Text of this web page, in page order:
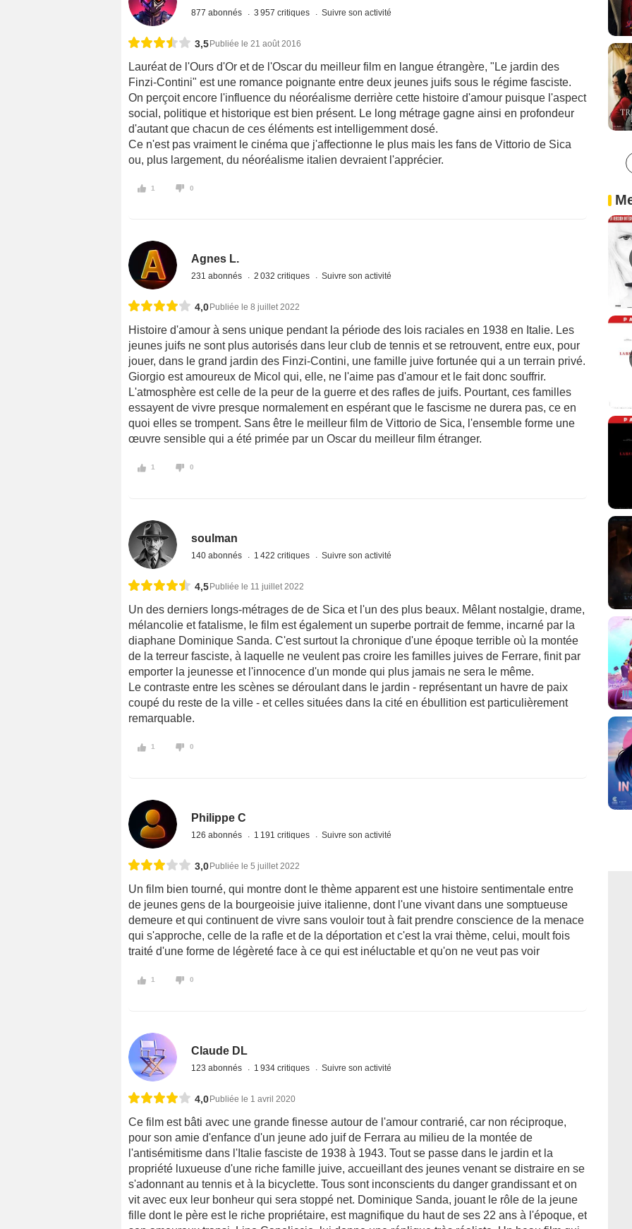
877 abonnés 3 957 critiques Suivre son activité
3,5Publiée le 21 août 2016
Lauréat de l'Ours d'Or et de l'Oscar du meilleur film en langue étrangère, "Le jardin des
Finzi-Contini" est une romance poignante entre deux jeunes juifs sous le régime fasciste.
On perçoit encore l'influence du néoréalisme derrière cette histoire d'amour puisque l'aspect
social, politique et historique est bien présent. Le long métrage gagne ainsi en profondeur
d'autant que chacun de ces éléments est intelligemment dosé.
Ce n'est pas vraiment le cinéma que j'affectionne le plus mais les fans de Vittorio de Sica
ou, plus largement, du néoréalisme italien devraient l'apprécier.
1 0
Agnes L.
231 abonnés 2 032 critiques Suivre son activité
4,0 Publiée le 8 juillet 2022
Histoire d'amour à sens unique pendant la période des lois raciales en 1938 en Italie. Les
jeunes juifs ne sont plus autorisés dans leur club de tennis et se retrouvent, entre eux, pour
jouer, dans le grand jardin des Finzi-Contini, une famille juive fortunée qui a un terrain privé.
Giorgio est amoureux de Micol qui, elle, ne l'aime pas d'amour et le fait donc souffrir.
L'atmosphère est celle de la peur de la guerre et des rafles de juifs. Pourtant, ces familles
essayent de vivre presque normalement en espérant que le fascisme ne durera pas, ce en
quoi elles se trompent. Sans être le meilleur film de Vittorio de Sica, l'ensemble forme une
œuvre sensible qui a été primée par un Oscar du meilleur film étranger.
1 0
soulman
140 abonnés 1 422 critiques Suivre son activité
4,5 Publiée le 11 juillet 2022
Un des derniers longs-métrages de de Sica et l'un des plus beaux. Mêlant nostalgie, drame,
mélancolie et fatalisme, le film est également un superbe portrait de femme, incarné par la
diaphane Dominique Sanda. C'est surtout la chronique d'une époque terrible où la montée
de la terreur fasciste, à laquelle ne veulent pas croire les familles juives de Ferrare, finit par
emporter la jeunesse et l'innocence d'un monde qui plus jamais ne sera le même.
Le contraste entre les scènes se déroulant dans le jardin - représentant un havre de paix
coupé du reste de la ville - et celles situées dans la cité en ébullition est particulièrement
remarquable.
1 0
Philippe C
126 abonnés 1 191 critiques Suivre son activité
3,0 Publiée le 5 juillet 2022
Un film bien tourné, qui montre dont le thème apparent est une histoire sentimentale entre
de jeunes gens de la bourgeoisie juive italienne, dont l'une vivant dans une somptueuse
demeure et qui continuent de vivre sans vouloir tout à fait prendre conscience de la menace
qui s'approche, celle de la rafle et de la déportation et c'est la vrai thème, celui, moult fois
traité d'une forme de légèreté face à ce qui est inéluctable et qu'on ne veut pas voir
1 0
Claude DL
123 abonnés 1 934 critiques Suivre son activité
4,0 Publiée le 1 avril 2020
Ce film est bâti avec une grande finesse autour de l'amour contrarié, car non réciproque,
pour son amie d'enfance d'un jeune ado juif de Ferrara au milieu de la montée de
l'antisémitisme dans l'Italie fasciste de 1938 à 1943. Tout se passe dans le jardin et la
propriété luxueuse d'une riche famille juive, accueillant des jeunes venant se distraire en se
s'adonnant au tennis et à la bicyclette. Tous sont inconscients du danger grandissant et on
vit avec eux leur bonheur qui sera stoppé net. Dominique Sanda, jouant le rôle de la jeune
fille dont le père est le riche propriétaire, est magnifique du haut de ses 22 ans à l'époque, et